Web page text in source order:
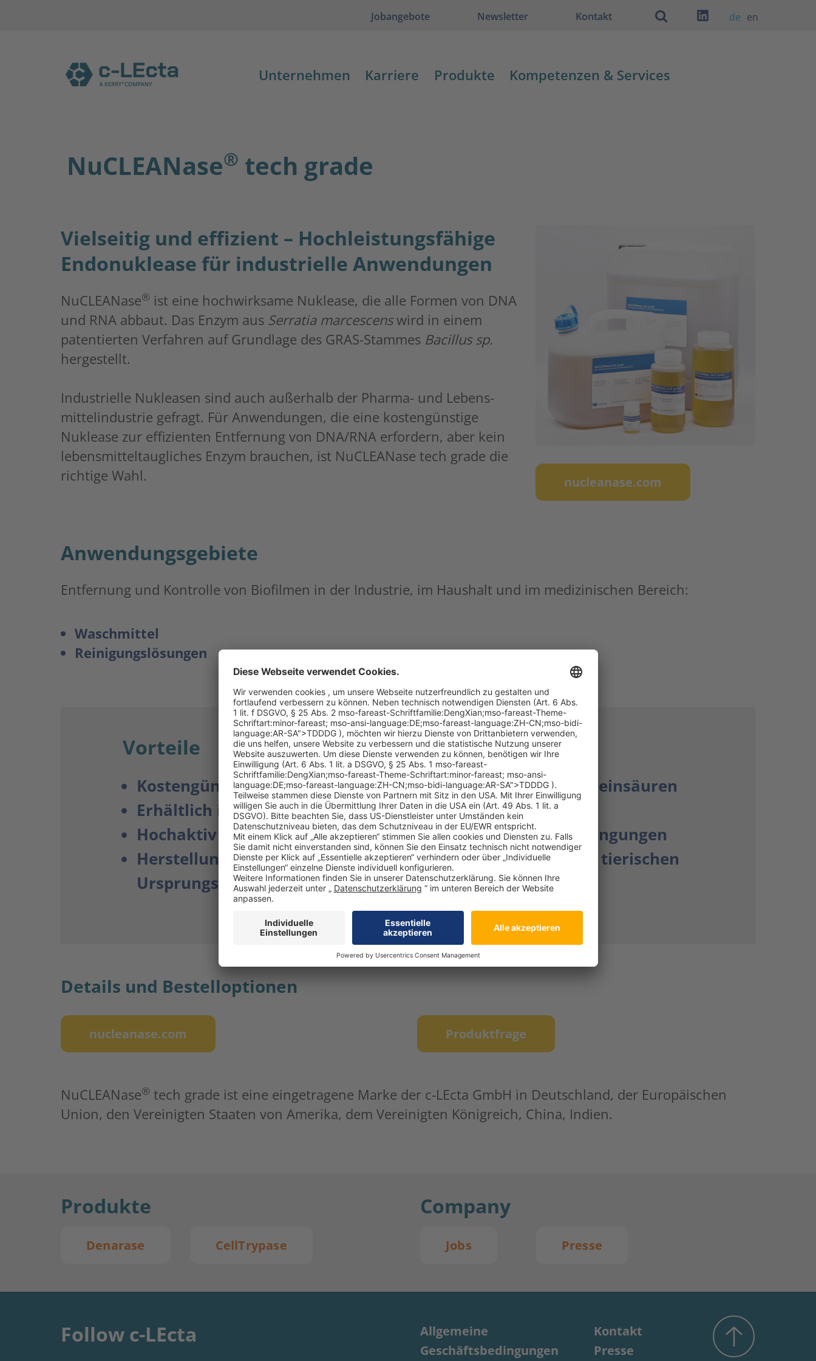
Jobangebote Newsletter Kontakt de en
Unternehmen Karriere Produkte Kompeten­zen & Services
NuCLEANase® tech grade
Vielseitig und effizient – Hochleistungsfähige
Endonuklease für industrielle Anwendungen
NuCLEANase® ist eine hochwirksame Nuklease, die alle Formen von DNA
und RNA abbaut. Das Enzym aus Serratia marcescenswird in einem
patentierten Verfahren auf Grundlage des GRAS-Stammes Bacillus sp.
hergestellt.
Industrielle Nukleasen sind auch außerhalb der Pharma- und Lebens­
mittel­industrie gefragt. Für Anwendungen, die eine kostengünstige
Nuklease zur effizienten Entfernung von DNA/RNA erfordern, aber kein
lebens­mittel­taugliches Enzym brauchen, ist NuCLEANase tech grade die
richtige Wahl.
nucleanase.com
Anwendungsgebiete
Entfernung und Kontrolle von Biofilmen in der Industrie, im Haushalt und im medizinischen Bereich:
Waschmittel
Reinigungslösungen
Vorteile
Kostengünstige Lösung für den Abbau aller Arten von Nukleinsäuren
Erhältlich in industriellen Mengen
Hochaktiv über einen weiten Bereich von Anwendungsbedingungen
Herstellungsverfahren frei von Antibiotika und Rohstoffen tierischen
Ursprungs
Details und Bestelloptionen
nucleanase.com Produktfrage
NuCLEANase® tech grade ist eine eingetragene Marke der c-LEcta GmbH in Deutschland, der Europäischen
Union, den Vereinigten Staaten von Amerika, dem Vereinigten Königreich, China, Indien.
Produkte
Denarase CellTrypase
Company
Jobs Presse
Follow c-LEcta
Allgemeine
Geschäftsbedingungen
Kontakt
Presse